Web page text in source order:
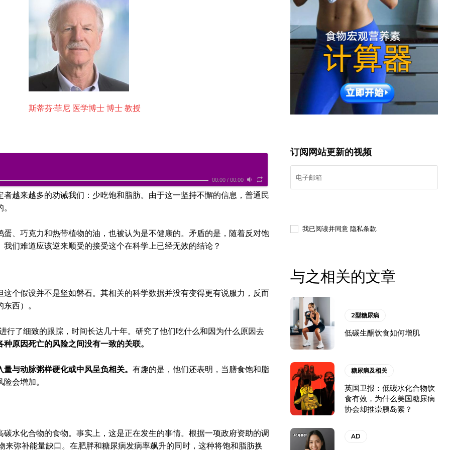
斯蒂芬·菲尼 医学博士 博士 教授
00:00 / 00:00
越来越多的劝诫我们：少吃饱和脂肪。由于这一坚持不懈的信息，普通民
、巧克力和热带植物的油，也被认为是不健康的。矛盾的是，随着反对饱
们难道应该逆来顺受的接受这个在科学上已经无效的结论？
个假设并不是坚如磐石。其相关的科学数据并没有变得更有说服力，反而
西）。
了细致的跟踪，时间长达几十年。研究了他们吃什么和因为什么原因去
原因死亡的风险之间没有一致的关联。
与动脉粥样硬化或中风呈负相关。 有趣的是，他们还表明，当膳食饱和脂
会增加。
水化合物的食物。事实上，这是正在发生的事情。根据一项政府资助的调
弥补能量缺口。在肥胖和糖尿病发病率飙升的同时，这种将饱和脂肪换
订阅网站更新的视频
我已阅读并同意 隐私条款.
与之相关的文章
2型糖尿病
低碳生酮饮食如何增肌
糖尿病及相关
英国卫报：低碳水化合物饮
食有效，为什么美国糖尿病
协会却推崇胰岛素？
AD